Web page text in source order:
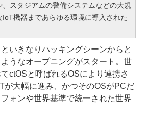
、スタジアムの警備システムなどの大規
機器まであらゆる環境に導入された
いきなりハッキングシーンからと
うなオープニングがスタート。世
ctOSと呼ばれるOSにより連携さ
が大幅に進み、かつそのOSがPCだ
ォンや世界基準で統一された世界